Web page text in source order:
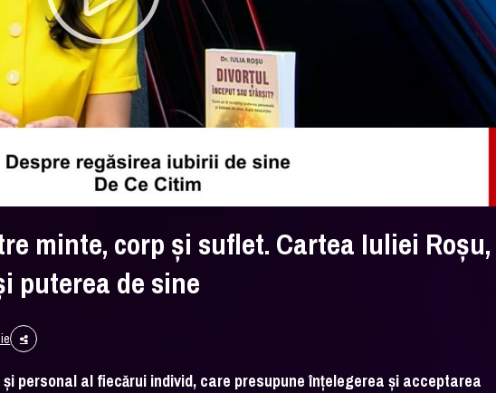
minte, corp și suflet. Cartea Iuliei Roșu,
puterea de sine
personal al fiecărui individ, care presupune înțelegerea și acceptarea